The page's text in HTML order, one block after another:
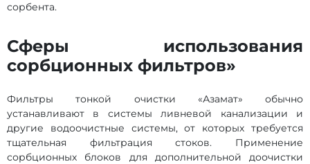
сорбента.
Сферы использования
сорбционных фильтров»
Фильтры тонкой очистки «Азамат» обычно
устанавливают в системы ливневой канализации и
другие водоочистные системы, от которых требуется
тщательная фильтрация стоков. Применение
сорбционных блоков для дополнительной доочистки